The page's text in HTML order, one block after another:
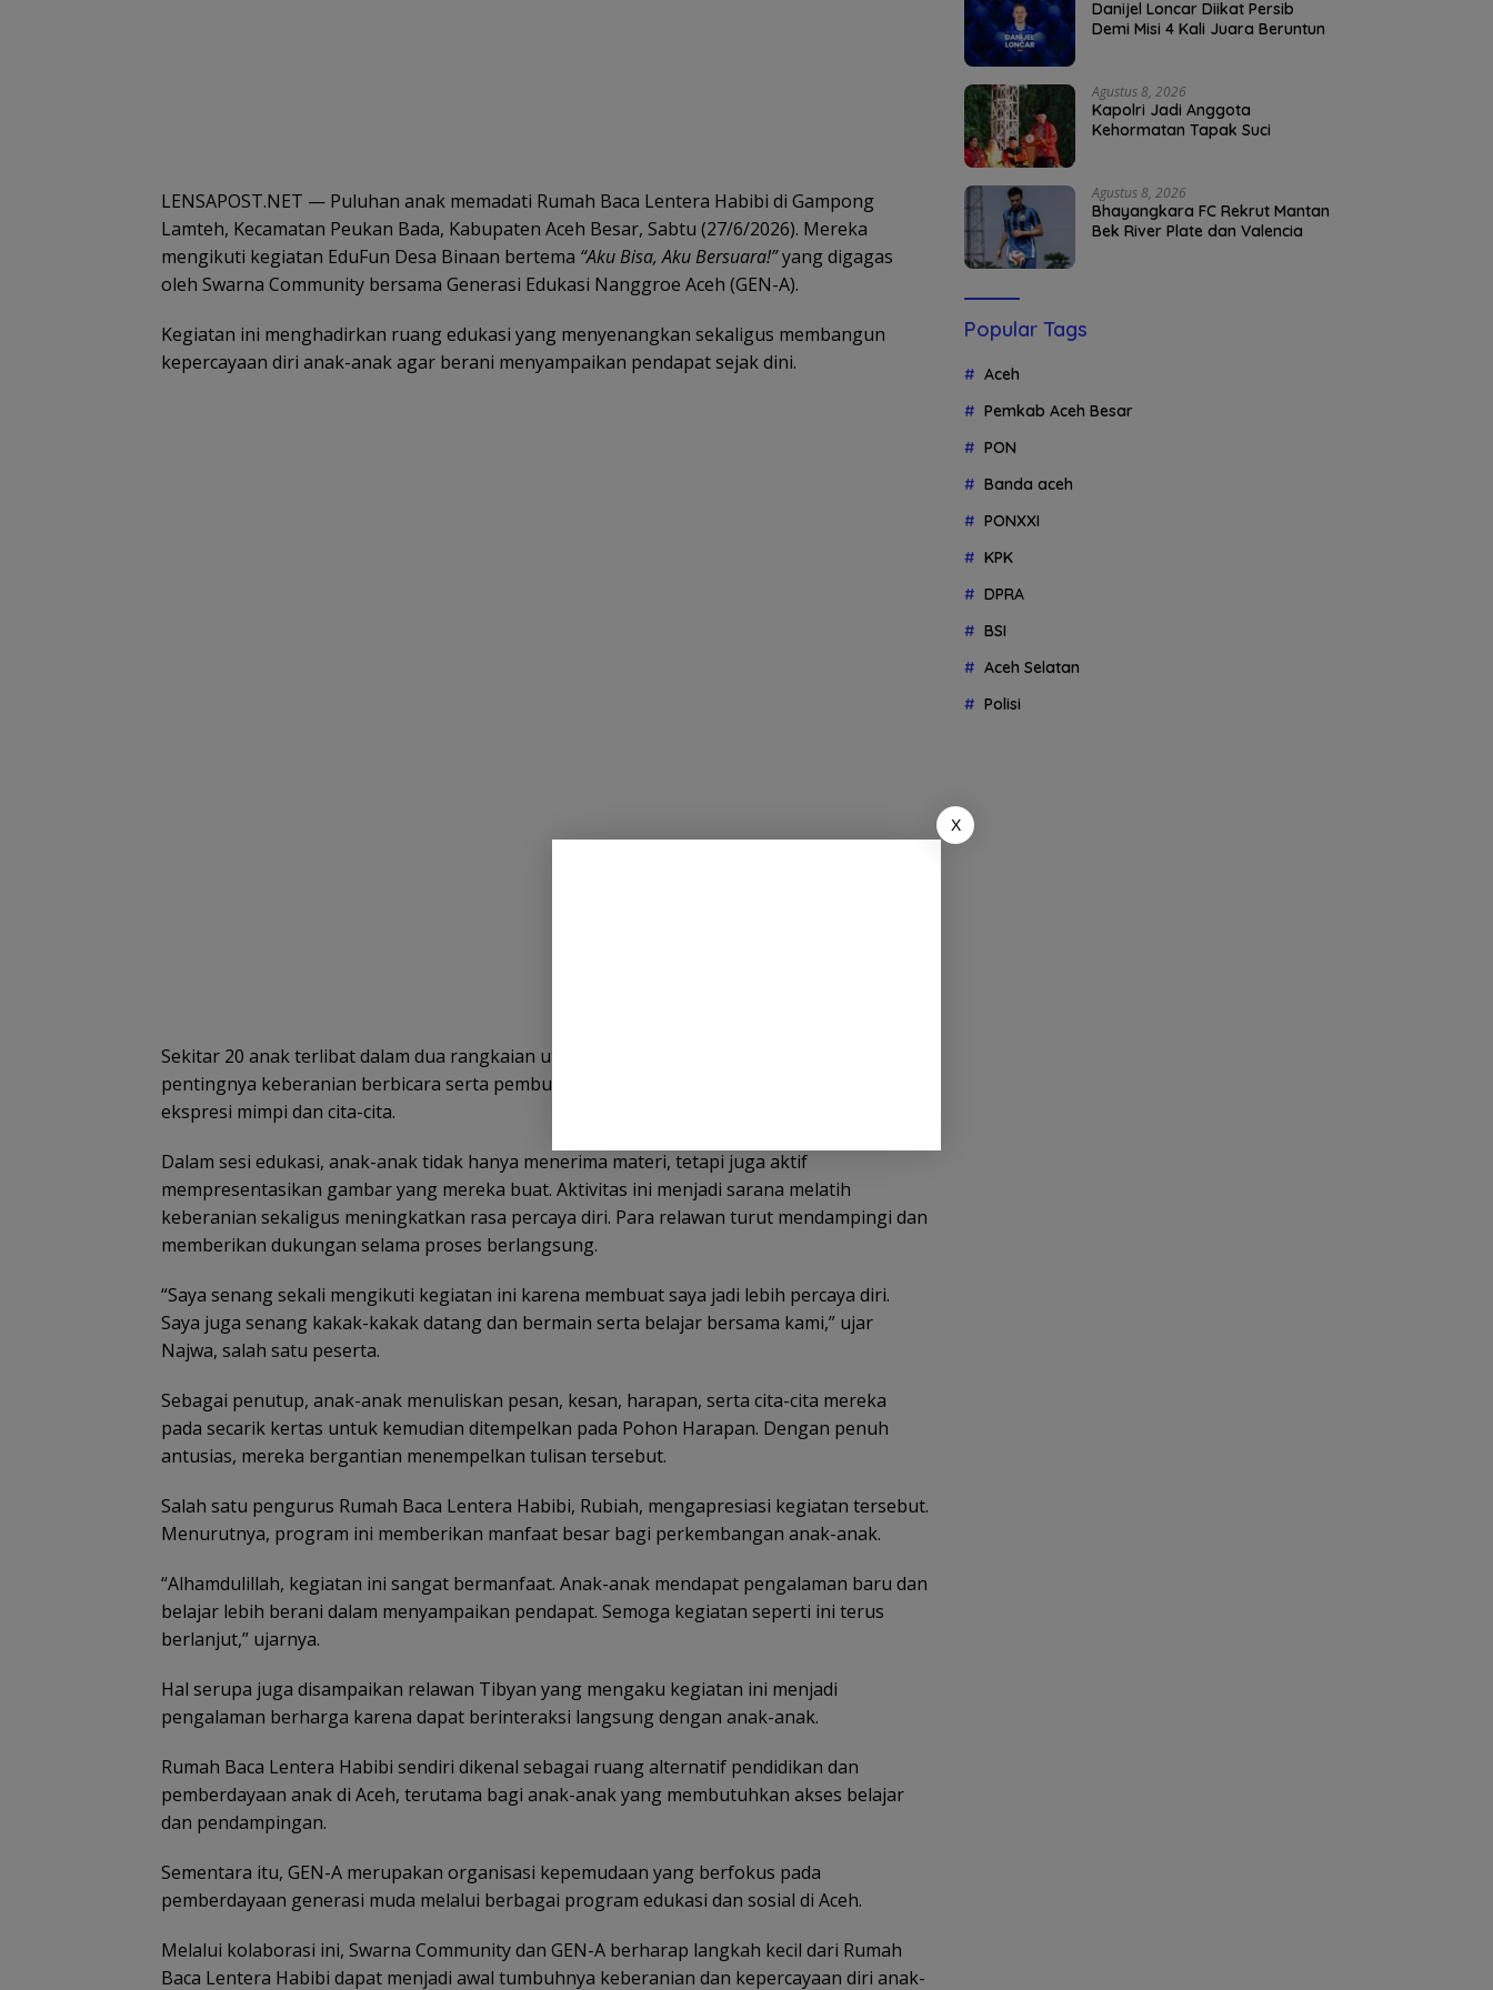
LENSAPOST.NET — Puluhan anak memadati Rumah Baca Lentera Habibi di Gampong
Lamteh, Kecamatan Peukan Bada, Kabupaten Aceh Besar, Sabtu (27/6/2026). Mereka
mengikuti kegiatan EduFun Desa Binaan bertema “Aku Bisa, Aku Bersuara!”yang digagas
oleh Swarna Community bersama Generasi Edukasi Nanggroe Aceh (GEN-A).
Kegiatan ini menghadirkan ruang edukasi yang menyenangkan sekaligus membangun
kepercayaan diri anak-anak agar berani menyampaikan pendapat sejak dini.
Sekitar 20 anak terlibat dalam dua rangkaian utama kegiatan, yakni sesi edukasi tentang
pentingnya keberanian berbicara serta pembuatan “Pohon Harapan” sebagai media
ekspresi mimpi dan cita-cita.
Dalam sesi edukasi, anak-anak tidak hanya menerima materi, tetapi juga aktif
mempresentasikan gambar yang mereka buat. Aktivitas ini menjadi sarana melatih
keberanian sekaligus meningkatkan rasa percaya diri. Para relawan turut mendampingi dan
memberikan dukungan selama proses berlangsung.
“Saya senang sekali mengikuti kegiatan ini karena membuat saya jadi lebih percaya diri.
Saya juga senang kakak-kakak datang dan bermain serta belajar bersama kami,” ujar
Najwa, salah satu peserta.
Sebagai penutup, anak-anak menuliskan pesan, kesan, harapan, serta cita-cita mereka
pada secarik kertas untuk kemudian ditempelkan pada Pohon Harapan. Dengan penuh
antusias, mereka bergantian menempelkan tulisan tersebut.
Salah satu pengurus Rumah Baca Lentera Habibi, Rubiah, mengapresiasi kegiatan tersebut.
Menurutnya, program ini memberikan manfaat besar bagi perkembangan anak-anak.
“Alhamdulillah, kegiatan ini sangat bermanfaat. Anak-anak mendapat pengalaman baru dan
belajar lebih berani dalam menyampaikan pendapat. Semoga kegiatan seperti ini terus
berlanjut,” ujarnya.
Hal serupa juga disampaikan relawan Tibyan yang mengaku kegiatan ini menjadi
pengalaman berharga karena dapat berinteraksi langsung dengan anak-anak.
Rumah Baca Lentera Habibi sendiri dikenal sebagai ruang alternatif pendidikan dan
pemberdayaan anak di Aceh, terutama bagi anak-anak yang membutuhkan akses belajar
dan pendampingan.
Sementara itu, GEN-A merupakan organisasi kepemudaan yang berfokus pada
pemberdayaan generasi muda melalui berbagai program edukasi dan sosial di Aceh.
Melalui kolaborasi ini, Swarna Community dan GEN-A berharap langkah kecil dari Rumah
Baca Lentera Habibi dapat menjadi awal tumbuhnya keberanian dan kepercayaan diri anak-
Danijel Loncar Diikat Persib
Demi Misi 4 Kali Juara Beruntun
Agustus 8, 2026
Kapolri Jadi Anggota
Kehormatan Tapak Suci
Agustus 8, 2026
Bhayangkara FC Rekrut Mantan
Bek River Plate dan Valencia
Popular Tags
Aceh
Pemkab Aceh Besar
PON
Banda aceh
PONXXI
KPK
DPRA
BSI
Aceh Selatan
Polisi
X